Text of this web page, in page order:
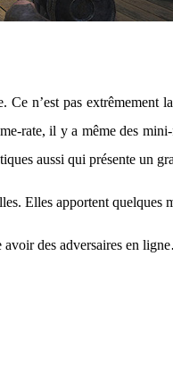
n’est pas extrêmement
rate, il y a même des
aussi qui présente un
Elles apportent quelques
avoir des adversaires en